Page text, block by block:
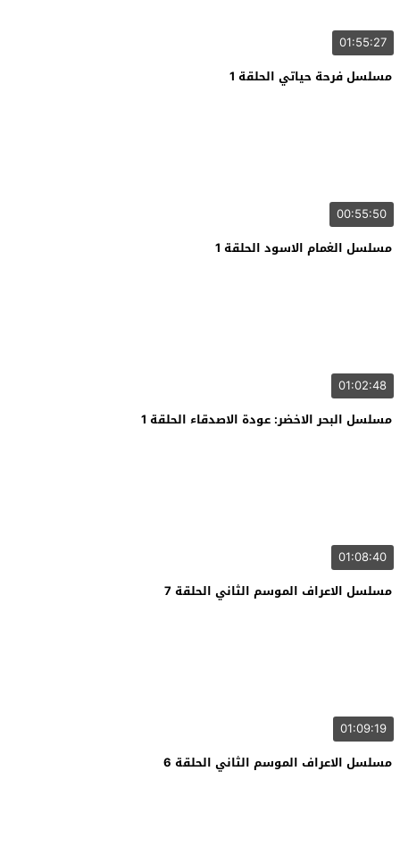
01:55:27
مسلسل فرحة حياتي الحلقة 1
00:55:50
مسلسل الغمام الاسود الحلقة 1
01:02:48
مسلسل البحر الاخضر: عودة الاصدقاء الحلقة 1
01:08:40
مسلسل الاعراف الموسم الثاني الحلقة 7
01:09:19
مسلسل الاعراف الموسم الثاني الحلقة 6